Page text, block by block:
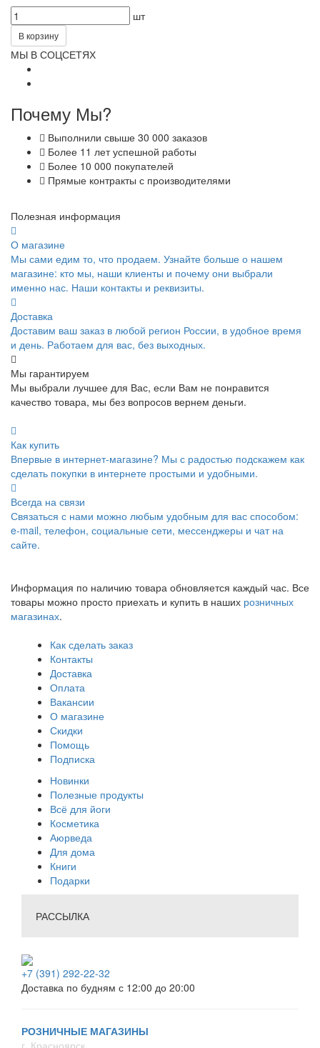
шт
В корзину
МЫ В СОЦСЕТЯХ
Почему Мы?
Выполнили свыше 30 000 заказов
Более 11 лет успешной работы
Более 10 000 покупателей
Прямые контракты с производителями
Полезная информация
О магазине
Мы сами едим то, что продаем. Узнайте больше о нашем
магазине: кто мы, наши клиенты и почему они выбрали
именно нас. Наши контакты и реквизиты.
Доставка
Доставим ваш заказ в любой регион России, в удобное время
и день. Работаем для вас, без выходных.
Мы гарантируем
Мы выбрали лучшее для Вас, если Вам не понравится
качество товара, мы без вопросов вернем деньги.
Как купить
Впервые в интернет-магазине? Мы с радостью подскажем как
сделать покупки в интернете простыми и удобными.
Всегда на связи
Связаться с нами можно любым удобным для вас способом:
e-mail, телефон, социальные сети, мессенджеры и чат на
сайте.
Информация по наличию товара обновляется каждый час. Все
товары можно просто приехать и купить в наших розничных
магазинах.
Как сделать заказ
Контакты
Доставка
Оплата
Вакансии
О магазине
Скидки
Помощь
Подписка
Новинки
Полезные продукты
Всё для йоги
Косметика
Аюрведа
Для дома
Книги
Подарки
РАССЫЛКА
+7 (391) 292-22-32
Доставка по будням с 12:00 до 20:00
РОЗНИЧНЫЕ МАГАЗИНЫ
г. Красноярск